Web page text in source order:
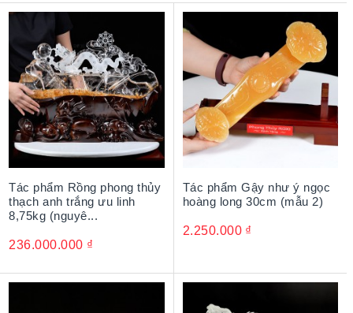
Tác phẩm Rồng phong thủy
thạch anh trắng ưu linh
8,75kg (nguyê...
236.000.000 ₫
Tác phẩm Gậy như ý ngọc
hoàng long 30cm (mẫu 2)
2.250.000 ₫